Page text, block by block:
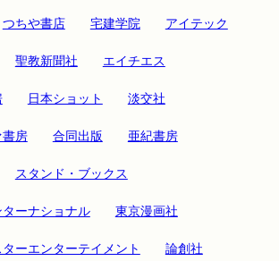
つちや書店 宅建学院 アイテック
聖教新聞社 エイチエス
日本ショット 淡交社
書房 合同出版 亜紀書房
スタンド・ブックス
ーナショナル 東京漫画社
ーエンターテイメント 論創社